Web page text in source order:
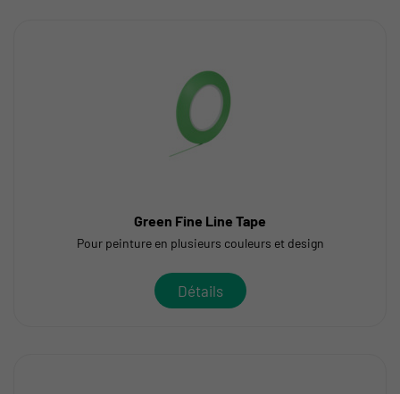
Green Fine Line Tape
Pour peinture en plusieurs couleurs et design
Détails